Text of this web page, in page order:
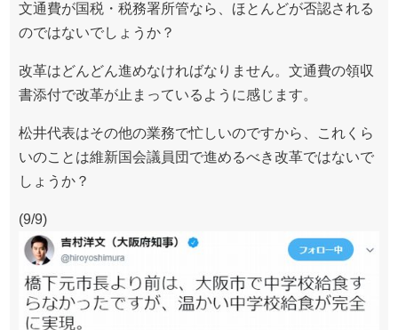
文通費が国税・税務署所管なら、ほとんどが否認される
のではないでしょうか？
改革はどんどん進めなければなりません。文通費の領収
書添付で改革が止まっているように感じます。
松井代表はその他の業務で忙しいのですから、これくら
いのことは維新国会議員団で進めるべき改革ではないで
しょうか？
(9/9)